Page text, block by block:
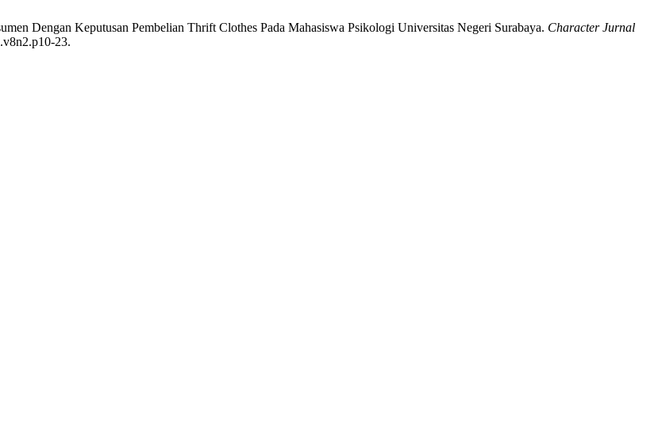
Dengan Keputusan Pembelian Thrift Clothes Pada Mahasiswa Psikologi Universitas Negeri Surabaya. Character Jurnal
23.